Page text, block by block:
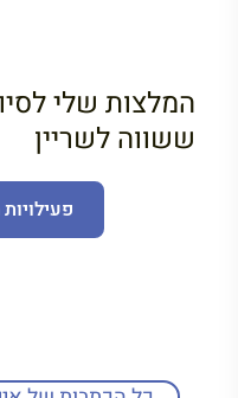
המלצות שלי
ששווה לשריין